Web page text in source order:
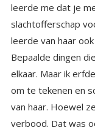
leerde me dat je
slachtofferschap
leerde van haar
Bepaalde dingen
elkaar. Maar ik
om te tekenen en
van haar. Hoewel
verbood. Dat was